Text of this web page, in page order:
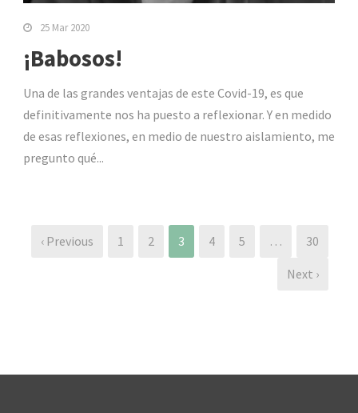
25 Mar 2020
¡Babosos!
Una de las grandes ventajas de este Covid-19, es que
definitivamente nos ha puesto a reflexionar. Y en medido
de esas reflexiones, en medio de nuestro aislamiento, me
pregunto qué...
‹ Previous 1 2 3 4 5 … 30
Next ›